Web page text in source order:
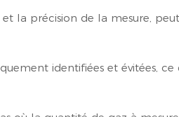
la précision de la mesure,
identifiées et évitées,